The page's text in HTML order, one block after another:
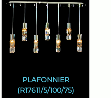
PLAFONNIER
(R17611/5/100/75)